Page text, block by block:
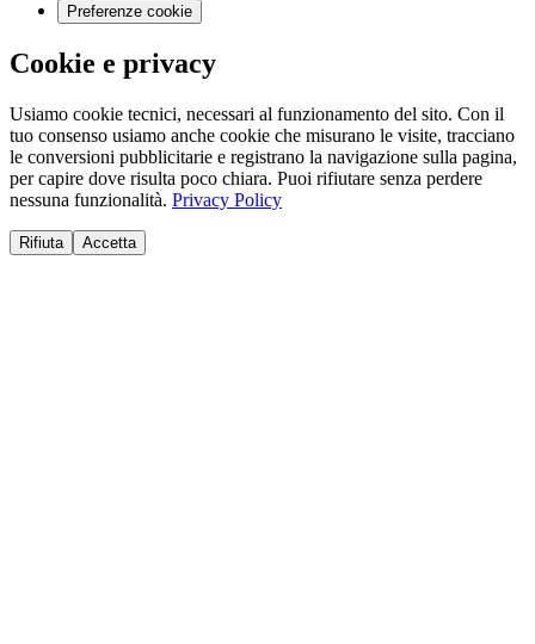
Preferenze cookie
Cookie e privacy
Usiamo cookie tecnici, necessari al funzionamento del sito. Con il
tuo consenso usiamo anche cookie che misurano le visite, tracciano
le conversioni pubblicitarie e registrano la navigazione sulla pagina,
per capire dove risulta poco chiara. Puoi rifiutare senza perdere
nessuna funzionalità. Privacy Policy
Rifiuta Accetta